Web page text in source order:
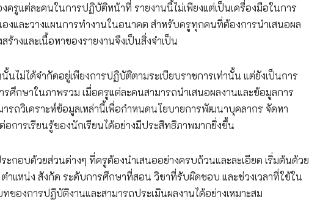
รูแต่ละคนในการปฏิบัติหน้าที่ รายงานนี้ไม่เพียงแต่เป็นเครื่องมือในการ
งและวางแผนการทำงานในอนาคต สำหรับครูทุกคนที่ต้องการนำเสนอผล
างและเนื้อหาของรายงานจึงเป็นสิ่งจำเป็น
ไม่ได้จำกัดอยู่เพียงการปฏิบัติตามระเบียบราชการเท่านั้น แต่ยังเป็นการ
กษาในภาพรวม เมื่อครูแต่ละคนสามารถนำเสนอผลงานและข้อมูลการ
รถวิเคราะห์ข้อมูลเหล่านี้เพื่อกำหนดนโยบายการพัฒนาบุคลากร จัดหา
การเรียนรู้ของนักเรียนได้อย่างมีประสิทธิภาพมากยิ่งขึ้น
กอบด้วยส่วนต่างๆ ที่ครูต้องนำเสนออย่างครบถ้วนและละเอียด เริ่มต้นด้วย
แหน่ง สังกัด ระดับการศึกษาที่สอน วิชาที่รับผิดชอบ และช่วงเวลาที่ใช้ใน
ของการปฏิบัติงานและสามารถประเมินผลงานได้อย่างเหมาะสม